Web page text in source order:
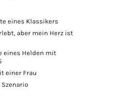
eines Klassikers
aber mein Herz ist
eines Helden mit
einer Frau
Szenario